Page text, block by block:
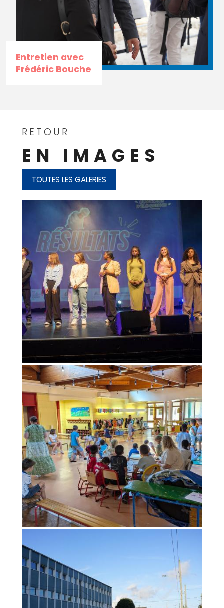
Entretien avec
Frédéric Bouche
RETOUR
EN IMAGES
TOUTES LES GALERIES